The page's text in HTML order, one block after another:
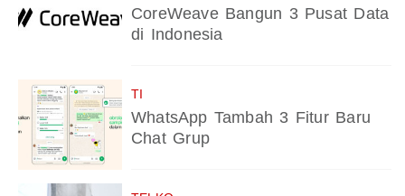
CoreWeave Bangun 3 Pusat Data
di Indonesia
TI
WhatsApp Tambah 3 Fitur Baru
Chat Grup